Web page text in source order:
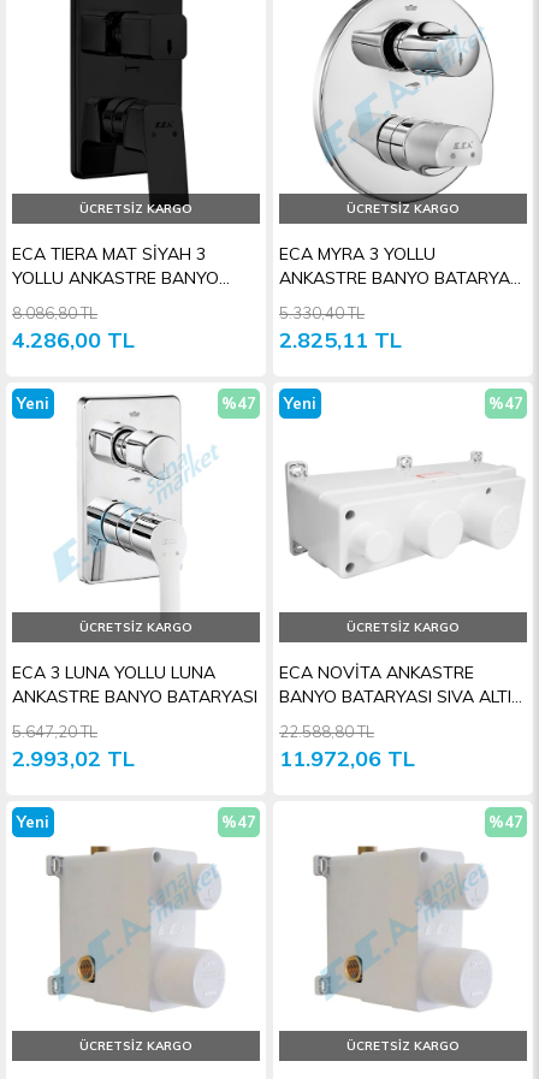
ECA TIERA MAT SİYAH 3
YOLLU ANKASTRE BANYO
BATARYASI SIVA ÜSTÜ
4.286,00 TL
8.086,80 TL
ÜCRETSIZ KARGO
ECA MYRA 3 YOLLU
ANKASTRE BANYO BATARYASI
SIVA ÜSTÜ
2.825,11 TL
5.330,40 TL
ÜCRETSIZ KARGO
ECA 3 LUNA YOLLU LUNA
ANKASTRE BANYO BATARYASI
2.993,02 TL
5.647,20 TL
%47
ÜCRETSIZ KARGO
Yeni
ECA NOVİTA ANKASTRE
BANYO BATARYASI SIVA ALTI-
3 YOLLU
11.972,06 TL
22.588,80 TL
%47
ÜCRETSIZ KARGO
Yeni
%47
ÜCRETSIZ KARGO
Yeni
Ürün
%47
ÜCRETSIZ KARGO